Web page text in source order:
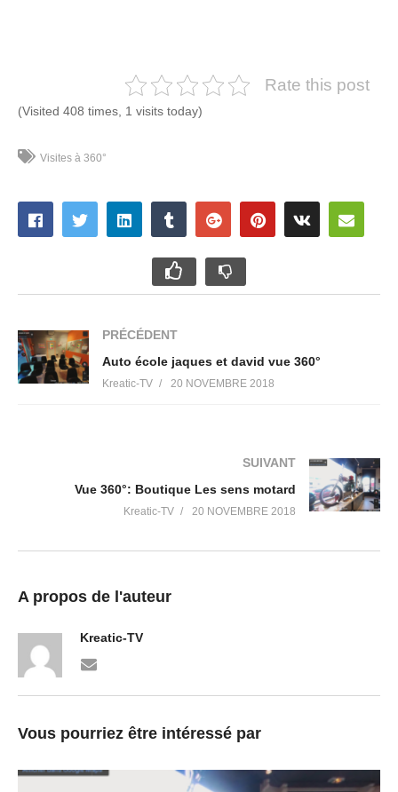
Rate this post
(Visited 408 times, 1 visits today)
Visites à 360°
PRÉCÉDENT
Auto école jaques et david vue 360°
Kreatic-TV 20 NOVEMBRE 2018
SUIVANT
Vue 360°: Boutique Les sens motard
Kreatic-TV 20 NOVEMBRE 2018
A propos de l'auteur
Kreatic-TV
Vous pourriez être intéressé par